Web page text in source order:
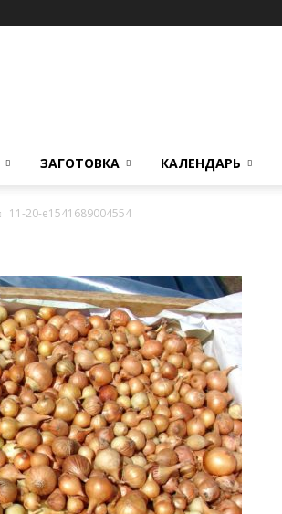
ЗАГОТОВКА КАЛЕНДАРЬ
11-20-e1541689004554